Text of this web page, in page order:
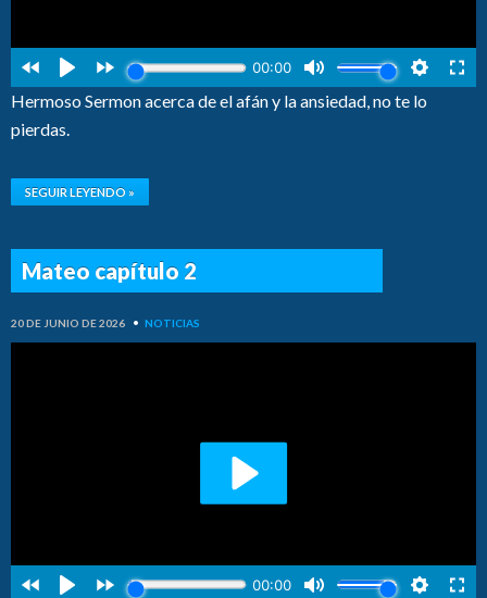
Hermoso Sermon acerca de el afán y la ansiedad, no te lo
pierdas.
SEGUIR LEYENDO »
Mateo capítulo 2
20 DE JUNIO DE 2026 • NOTICIAS